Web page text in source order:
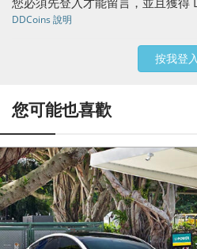
DDCoins 說明
按我登入
您可能也喜歡